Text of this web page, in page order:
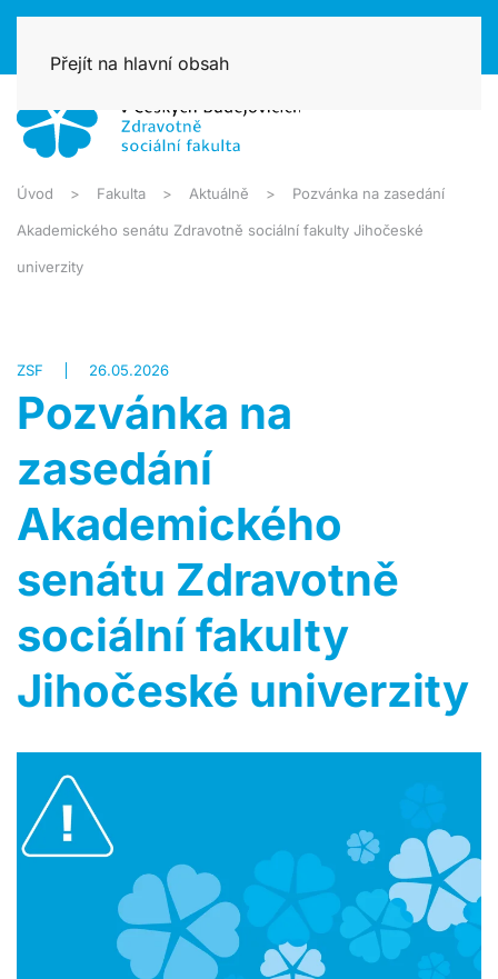
Přejít na hlavní obsah
Úvod Fakulta Aktuálně Pozvánka na zasedání
Akademického senátu Zdravotně sociální fakulty Jihočeské
univerzity
ZSF 26.05.2026
Pozvánka na
zasedání
Akademického
senátu Zdravotně
sociální fakulty
Jihočeské univerzity